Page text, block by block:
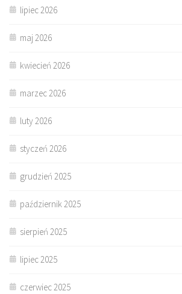
lipiec 2026
maj 2026
kwiecień 2026
marzec 2026
luty 2026
styczeń 2026
grudzień 2025
październik 2025
sierpień 2025
lipiec 2025
czerwiec 2025